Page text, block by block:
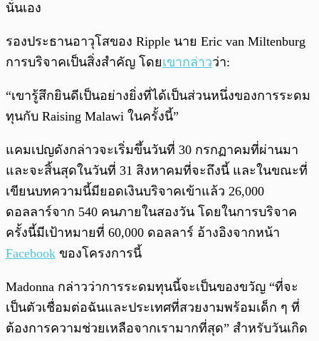
นั่นเอง
รองประธานอาวุโสของ Ripple นาย Eric van Miltenburg
การบริจาคเป็นสิ่งสำคัญ โดยเขากล่าวว่า:
“เขารู้สึกยินดีเป็นอย่างยิ่งที่ได้เป็นส่วนหนึ่งของการระดม
ทุนกับ Raising Malawi ในครั้งนี้”
แคมเปญดังกล่าวจะเริ่มขึ้นวันที่ 30 กรกฏาคมที่ผ่านมา
และจะสิ้นสุดในวันที่ 31 สิงหาคมที่จะถึงนี้ และในขณะที่
เขียนบทความนี้มียอดเงินบริจาคเข้าแล้ว 26,000
ดอลลาร์จาก 540 คนภายในสองวัน โดยในการบริจาค
ครั้งนี้มีเป้าหมายที่ 60,000 ดอลลาร์ อ้างอิงจากหน้า
Facebook ของโครงการนี้
Madonna กล่าวว่าการระดมทุนนี้จะเป็นของขวัญ “ที่จะ
เป็นตัวเชื่อมต่อฉันและประเทศที่สวยงามพร้อมเด็ก ๆ ที่
ต้องการความช่วยเหลือจากเรามากที่สุด” สำหรับวันเกิด